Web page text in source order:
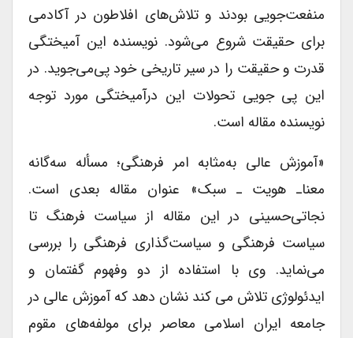
منفعت‌جویی بودند و تلاش‌های افلاطون در آکادمی
برای حقیقت شروع می‌شود. نویسنده این آمیختگی
قدرت و حقیقت را در سیر تاریخی خود پی‌می‌جوید. در
این پی جویی تحولات این درآمیختگی مورد توجه
نویسنده مقاله است.
«آموزش عالی به‌مثابه امر فرهنگی؛ مسأله سه‌گانه
معناـ هویت ـ سبک» عنوان مقاله بعدی است.
نجاتی‌حسینی در این مقاله از سیاست فرهنگ تا
سیاست فرهنگی و سیاست‌گذاری فرهنگی را بررسی
می‌نماید. وی با استفاده از دو وفهوم گفتمان و
ایدئولوژی تلاش می کند نشان دهد که آموزش عالی در
جامعه ایران اسلامی معاصر برای مولفه‌های مقوم